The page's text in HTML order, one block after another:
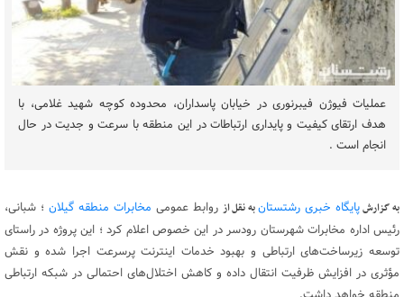
عملیات فیوژن فیبرنوری در خیابان پاسداران، محدوده کوچه شهید غلامی، با
هدف ارتقای کیفیت و پایداری ارتباطات در این منطقه با سرعت و جدیت در حال
انجام است .
به گزارشپایگاه خبری رشتستانبه نقل از روابط عمومی مخابرات منطقه گیلان ؛ شبانی،
رئیس اداره مخابرات شهرستان رودسر در این خصوص اعلام کرد ؛ این پروژه در راستای
توسعه زیرساخت‌های ارتباطی و بهبود خدمات اینترنت پرسرعت اجرا شده و نقش
مؤثری در افزایش ظرفیت انتقال داده و کاهش اختلال‌های احتمالی در شبکه ارتباطی